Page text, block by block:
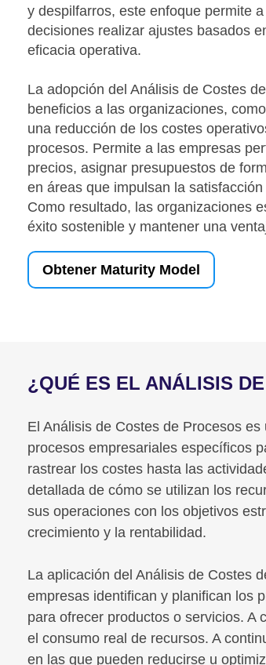
y despilfarros, este enfoque permite
decisiones realizar ajustes basados
eficacia operativa.
La adopción del Análisis de Costes
beneficios a las organizaciones,
una reducción de los costes
procesos. Permite a las empresas
precios, asignar presupuestos de
en áreas que impulsan la
Como resultado, las organizaciones
éxito sostenible y mantener una
Obtener Maturity Model
¿QUÉ ES EL ANÁLISIS
El Análisis de Costes de Procesos
procesos empresariales específicos
rastrear los costes hasta las
detallada de cómo se utilizan los
sus operaciones con los objetivos
crecimiento y la rentabilidad.
La aplicación del Análisis de Costes
empresas identifican y planifican los
para ofrecer productos o servicios. A
el consumo real de recursos. A
en las que pueden reducirse u